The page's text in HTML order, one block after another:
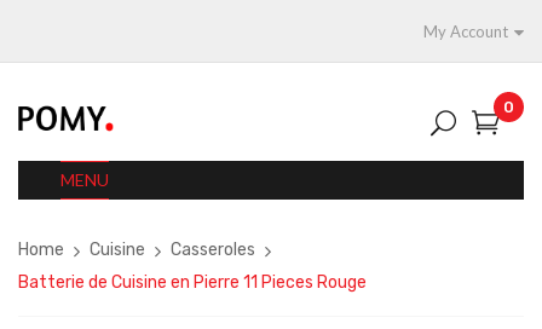
My Account
0
MENU
Home Cuisine
Casseroles
Batterie de Cuisine en Pierre 11 Pieces Rouge